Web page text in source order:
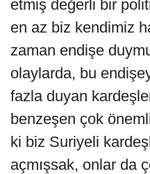
etmiş değerli bir
en az biz kendimiz
zaman endişe
olaylarda, bu
fazla duyan
benzeşen çok
ki biz Suriyeli
açmışsak, onlar da